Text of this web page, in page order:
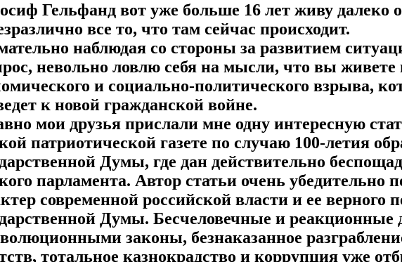
Гельфанд вот уже больше 16 лет живу далеко
все то, что там сейчас происходит.
наблюдая со стороны за развитием
невольно ловлю себя на мысли, что вы живете
и социально-политического взрыва,
к новой гражданской войне.
мои друзья прислали мне одну интересную
патриотической газете по случаю 100-летия
Думы, где дан действительно
парламента. Автор статьи очень убедительно
современной российской власти и ее верного
Думы. Бесчеловечные и реакционные
законы, безнаказанное
тотальное казнокрадство и коррупция уже